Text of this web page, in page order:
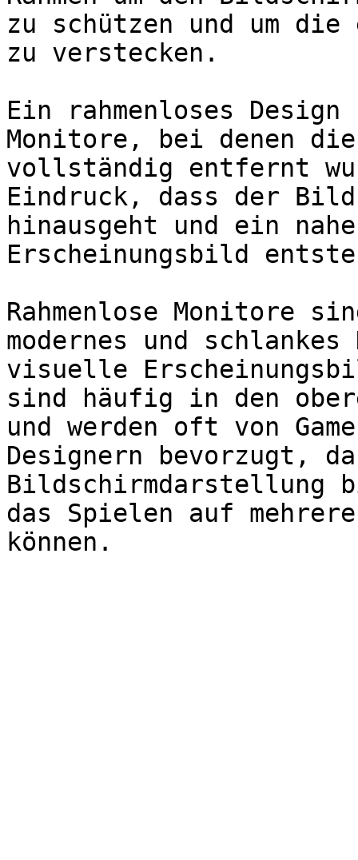
zu schützen und um die
zu verstecken.
Ein rahmenloses
Monitore, bei denen
vollständig entfernt
Eindruck, dass der
hinausgeht und ein
Erscheinungsbild
Rahmenlose Monitore
modernes und
visuelle
sind häufig in den
und werden oft von
Designern bevorzugt,
Bildschirmdarstellung
das Spielen auf